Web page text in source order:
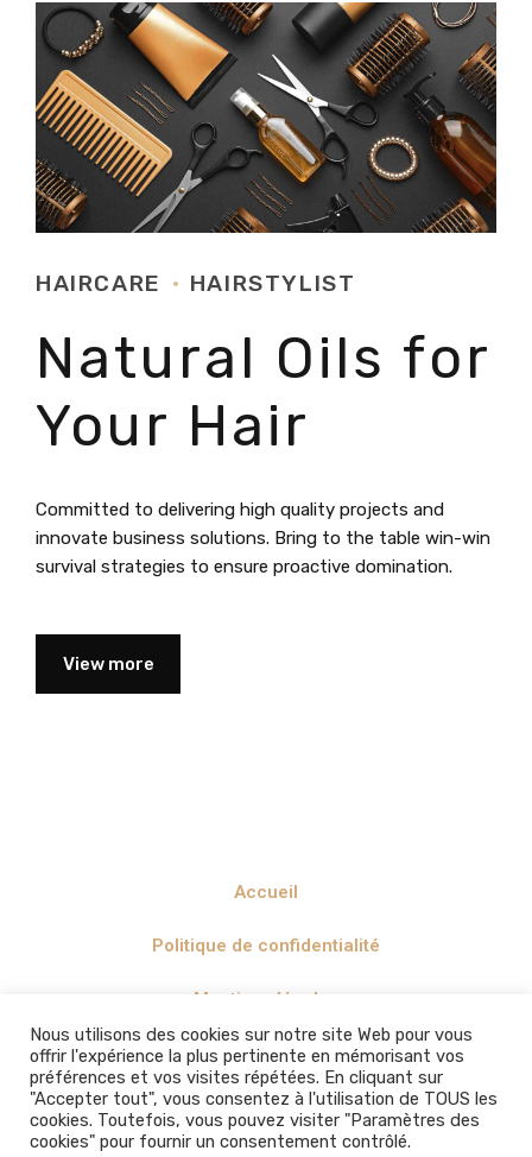
HAIRCARE HAIRSTYLIST
Natural Oils for
Your Hair
Committed to delivering high quality projects and
innovate business solutions. Bring to the table win-win
survival strategies to ensure proactive domination.
View more
Accueil
Politique de confidentialité
Mentions légales
Nous utilisons des cookies sur notre site Web pour vous
offrir l'expérience la plus pertinente en mémorisant vos
préférences et vos visites répétées. En cliquant sur
"Accepter tout", vous consentez à l'utilisation de TOUS les
cookies. Toutefois, vous pouvez visiter "Paramètres des
cookies" pour fournir un consentement contrôlé.